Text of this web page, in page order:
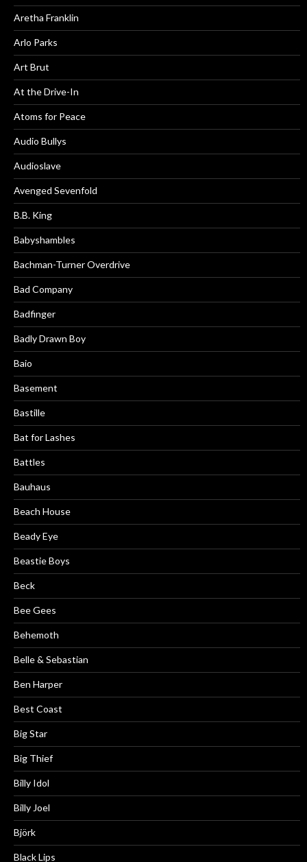
Aretha Franklin
Arlo Parks
Art Brut
At the Drive-In
Atoms for Peace
Audio Bullys
Audioslave
Avenged Sevenfold
B.B. King
Babyshambles
Bachman-Turner Overdrive
Bad Company
Badfinger
Badly Drawn Boy
Baio
Basement
Bastille
Bat for Lashes
Battles
Bauhaus
Beach House
Beady Eye
Beastie Boys
Beck
Bee Gees
Behemoth
Belle & Sebastian
Ben Harper
Best Coast
Big Star
Big Thief
Billy Idol
Billy Joel
Björk
Black Lips